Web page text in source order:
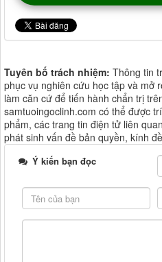
Tuyên bố trách nhiệm: Thông tin
phục vụ nghiên cứu học tập và mở
làm căn cứ để tiến hành chẩn trị
samtuoingoclinh.com có thể được
phẩm, các trang tin điện tử liên
phát sinh vấn đề bản quyền, kính
Ý kiến bạn đọc